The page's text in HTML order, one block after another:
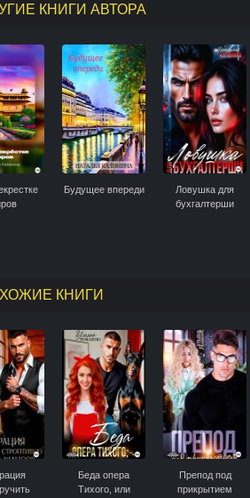
КНИГИ АВТОРА
Будущее впереди
Ловушка для
бухгалтерши
КНИГИ
Беда опера
Тихого, или
Препод под
прикрытием